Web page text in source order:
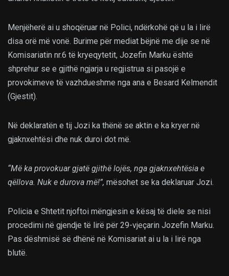
Menjëherë ai u shoqëruar në Polici, ndërkohë që u la i lirë
disa orë më vonë. Burime për mediat bëjnë me dije se në
Komisariatin nr.6 të kryeqytetit, Jozefin Marku është
shprehur se e gjithë ngjarja u regjistrua si pasojë e
provokimeve të vazhdueshme nga ana e Besard Kelmendit
(Gjestit).
Në deklaratën e tij Jozi ka thënë se aktin e ka kryer në
gjaknxehtësi dhe nuk duroi dot më.
“Më ka provokuar gjatë gjithë lojës, nga gjaknxehtësia e
qëllova. Nuk e durova më!”, mësohet se ka deklaruar Jozi.
Policia e Shtetit njoftoi mëngjesin e kësaj të diele se nisi
procedimi në gjendje të lirë për 29-vjeçarin Jozefin Marku.
Pas dëshmisë së dhënë në Komisariat ai u la i lirë nga
blutë.